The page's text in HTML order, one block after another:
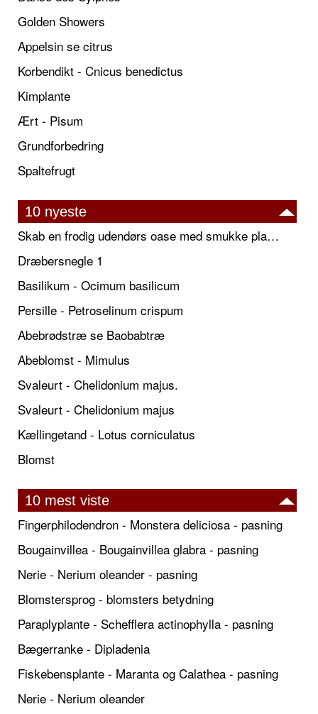
Golden Showers
Appelsin se citrus
Korbendikt - Cnicus benedictus
Kimplante
Ært - Pisum
Grundforbedring
Spaltefrugt
10 nyeste
Skab en frodig udendørs oase med smukke plantekrukker og elegante espalier
Dræbersnegle 1
Basilikum - Ocimum basilicum
Persille - Petroselinum crispum
Abebrødstræ se Baobabtræ
Abeblomst - Mimulus
Svaleurt - Chelidonium majus.
Svaleurt - Chelidonium majus
Kællingetand - Lotus corniculatus
Blomst
10 mest viste
Fingerphilodendron - Monstera deliciosa - pasning
Bougainvillea - Bougainvillea glabra - pasning
Nerie - Nerium oleander - pasning
Blomstersprog - blomsters betydning
Paraplyplante - Schefflera actinophylla - pasning
Bægerranke - Dipladenia
Fiskebensplante - Maranta og Calathea - pasning
Nerie - Nerium oleander